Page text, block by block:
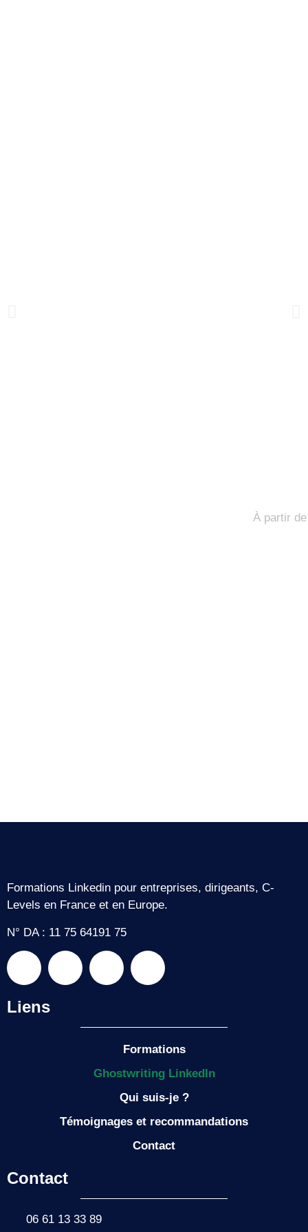
À partir
Formations Linkedin pour entreprises, dirigeants, C-
Levels en France et en Europe.
N° DA : 11 75 64191 75
Liens
Formations
Ghostwriting LinkedIn
Qui suis-je ?
Témoignages et recommandations
Contact
Contact
06 61 13 33 89